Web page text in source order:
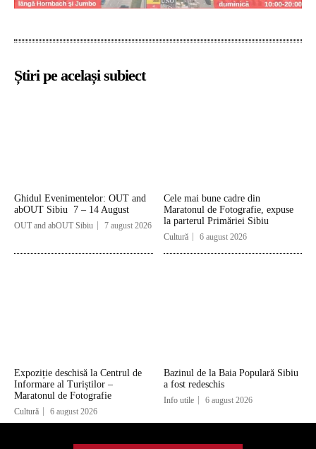
Știri pe același subiect
Ghidul Evenimentelor: OUT and
abOUT Sibiu 7 – 14 August
OUT and abOUT Sibiu 7 august 2026
Cele mai bune cadre din
Maratonul de Fotografie, expuse
la parterul Primăriei Sibiu
Cultură 6 august 2026
Expoziție deschisă la Centrul de
Informare al Turiștilor –
Maratonul de Fotografie
Cultură 6 august 2026
Bazinul de la Baia Populară Sibiu
a fost redeschis
Info utile 6 august 2026